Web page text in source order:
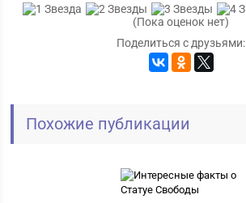
(Пока оценок нет)
Поделиться с друзьями:
Похожие публикации